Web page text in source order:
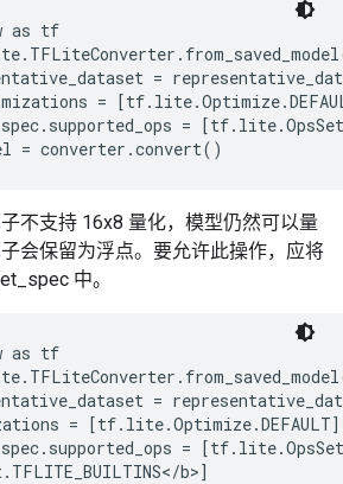
as tf
=
=
=
不支持 16x8 量化，模型仍然可以量
会保留为浮点。要允许此操作，应将
中。
as tf
=
= [tf.lite.Optimize.DEFAULT]
=
b>]